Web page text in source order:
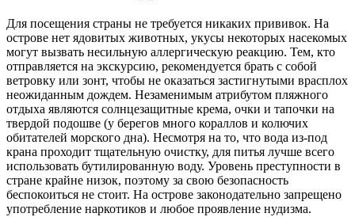
Для посещения страны не требуется никаких прививок. На
острове нет ядовитых животных, укусы некоторых насекомых
могут вызвать несильную аллергическую реакцию. Тем, кто
отправляется на экскурсию, рекомендуется брать с собой
ветровку или зонт, чтобы не оказаться застигнутыми врасплох
неожиданным дождем. Незаменимым атрибутом пляжного
отдыха являются солнцезащитные крема, очки и тапочки на
твердой подошве (у берегов много кораллов и колючих
обитателей морского дна). Несмотря на то, что вода из-под
крана проходит тщательную очистку, для питья лучше всего
использовать бутилированную воду. Уровень преступности в
стране крайне низок, поэтому за свою безопасность
беспокоиться не стоит. На острове законодательно запрещено
употребление наркотиков и любое проявление нудизма.